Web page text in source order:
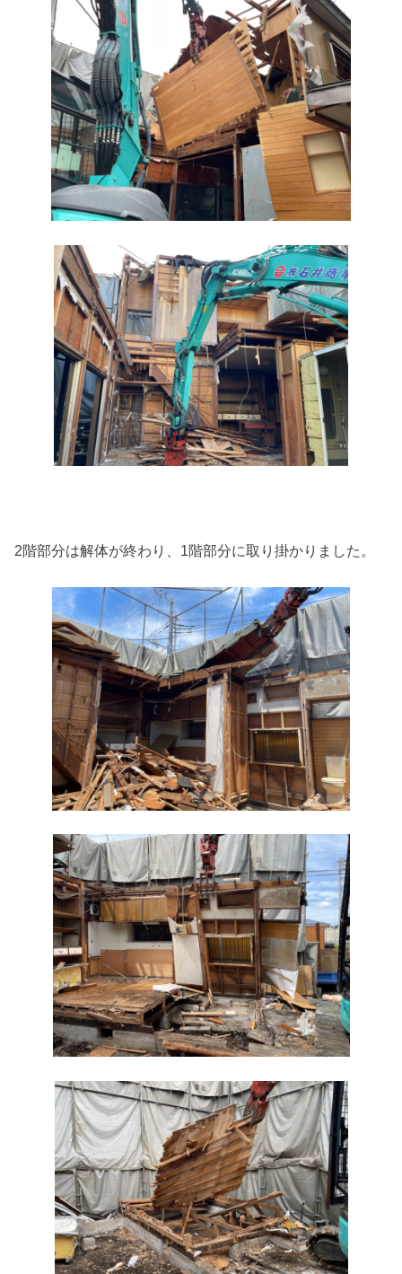
2階部分は解体が終わり、1階部分に取り掛かりました。